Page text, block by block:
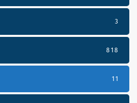
3
818
11